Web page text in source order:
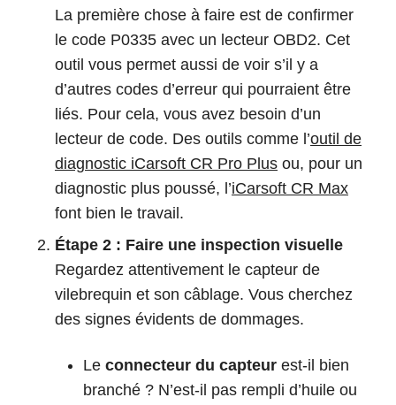
La première chose à faire est de confirmer
le code P0335 avec un lecteur OBD2. Cet
outil vous permet aussi de voir s’il y a
d’autres codes d’erreur qui pourraient être
liés. Pour cela, vous avez besoin d’un
lecteur de code. Des outils comme l’outil de
diagnostic iCarsoft CR Pro Plus ou, pour un
diagnostic plus poussé, l’iCarsoft CR Max
font bien le travail.
Étape 2 : Faire une inspection visuelle
Regardez attentivement le capteur de
vilebrequin et son câblage. Vous cherchez
des signes évidents de dommages.
Le connecteur du capteur est-il bien
branché ? N’est-il pas rempli d’huile ou